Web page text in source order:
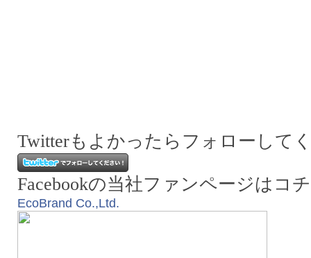
Twitterもよかったらフォローして
Facebookの当社ファンページはコ
EcoBrand Co.,Ltd.